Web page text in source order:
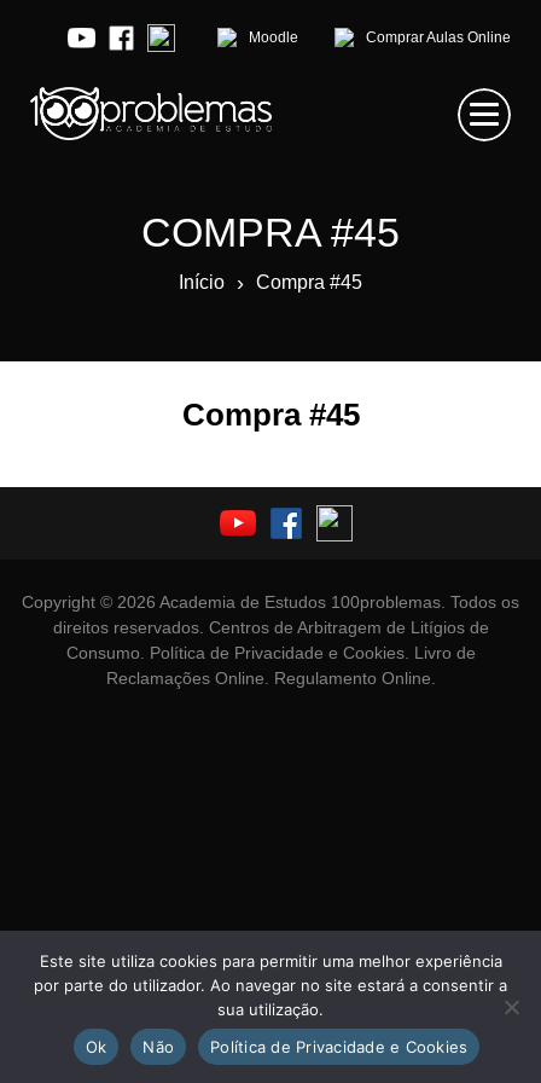
Moodle Comprar Aulas Online
COMPRA #45
Início › Compra #45
Compra #45
Copyright © 2026 Academia de Estudos 100problemas. Todos os
direitos reservados. Centros de Arbitragem de Litígios de
Consumo
Política de Privacidade e Cookies. Livro de
Reclamações Online
Regulamento Online
Este site utiliza cookies para permitir uma melhor experiência
por parte do utilizador. Ao navegar no site estará a consentir a
sua utilização.
Ok
Não Política de Privacidade e Cookies